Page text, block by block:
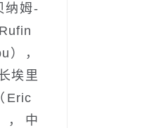
纳姆-
），
埃里
Eric
，中